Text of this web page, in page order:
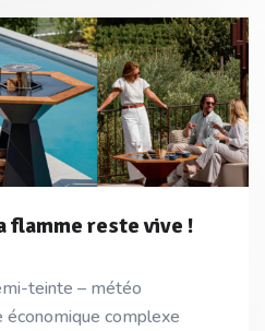
flamme reste vive !
teinte – météo
complexe